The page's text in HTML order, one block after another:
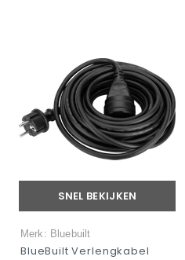
SNEL BEKIJKEN
Merk: Bluebuilt
BlueBuilt Verlengkabel